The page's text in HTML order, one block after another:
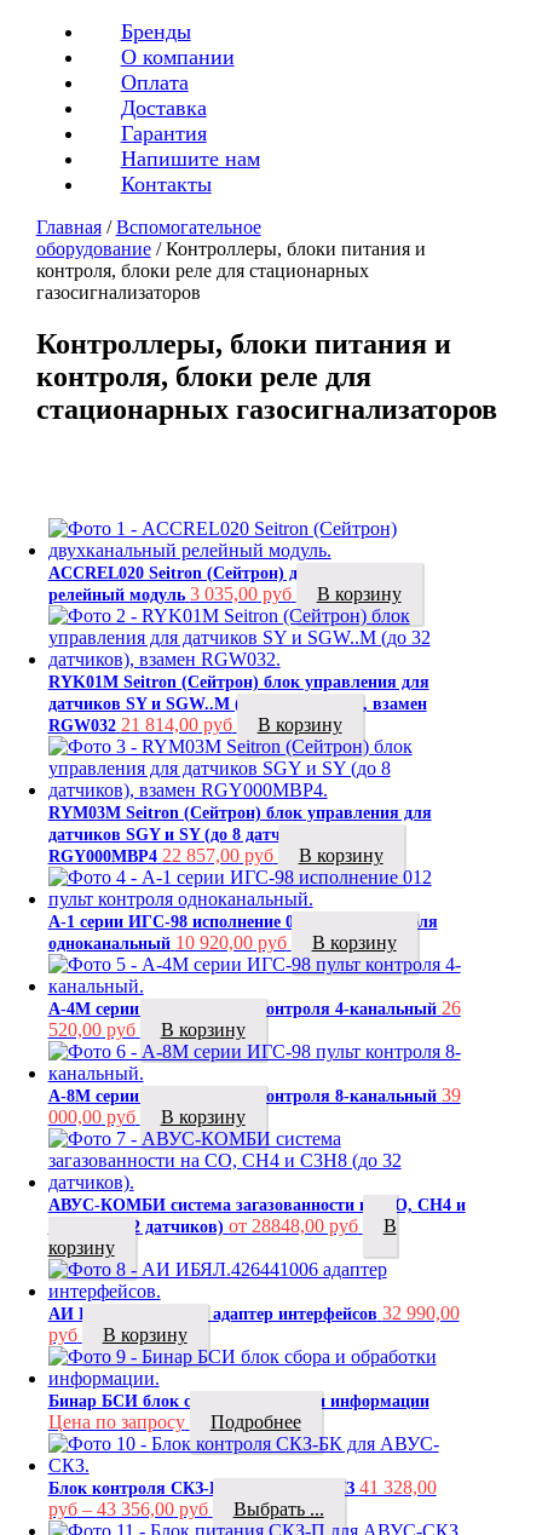
Бренды
О компании
Оплата
Доставка
Гарантия
Напишите нам
Контакты
Главная/Вспомогательное
оборудование/ Контроллеры, блоки питания и
контроля, блоки реле для стационарных
газосигнализаторов
Контроллеры, блоки питания и
контроля, блоки реле для
стационарных газосигнализаторов
ACCREL020 Seitron (Сейтрон) двухканальный
релейный модуль 3 035,00руб В корзину
RYK01M Seitron (Сейтрон) блок управления для
датчиков SY и SGW..M (до 32 датчиков), взамен
RGW032 21 814,00руб В корзину
RYM03M Seitron (Сейтрон) блок управления для
датчиков SGY и SY (до 8 датчиков), взамен
RGY000MBP4 22 857,00руб В корзину
А-1 серии ИГС-98 исполнение 012 пульт контроля
одноканальный 10 920,00руб В корзину
А-4М серии ИГС-98 пульт контроля 4-канальный 26
520,00руб В корзину
А-8М серии ИГС-98 пульт контроля 8-канальный 39
000,00руб В корзину
АВУС-КОМБИ система загазованности на CO, CH4 и
C3H8 (до 32 датчиков) от 28848,00 руб
В
корзину
АИ ИБЯЛ.426441006 адаптер интерфейсов 32 990,00
руб
В корзину
Бинар БСИ блок сбора и обработки информации
Цена по запросу Подробнее
Блок контроля СКЗ-БК для АВУС-СКЗ 41 328,00
руб– 43 356,00руб Выбрать ...